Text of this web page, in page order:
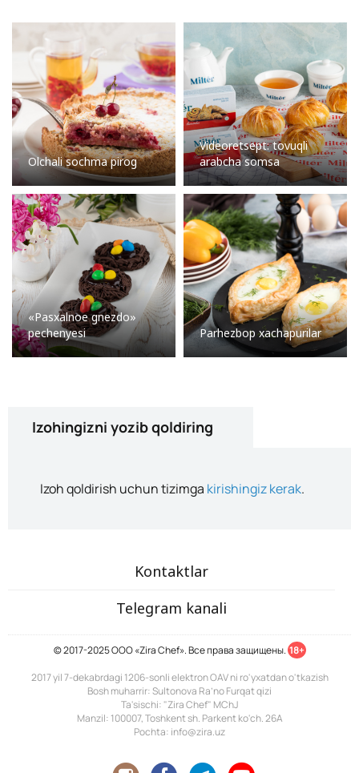
Olchali sochma pirog
Videoretsept: tovuqli
arabcha somsa
«Pasxalnoe gnezdo»
pechenyesi
Parhezbop xachapurilar
Izohingizni yozib qoldiring
Izoh qoldirish uchun tizimga kirishingiz kerak.
Kontaktlar
Telegram kanali
© 2017-2025 ООО «Zira Chef». Все права защищены. 18+
2017 yil 7-dekabrdagi 1206-sonli elektron OAV ni ro'yxatdan o'tkazish
Bosh muharrir: Sultonova Ra’no Furqat qizi
Ta'sischi: "Zira Chef" MChJ
Manzil: 100007, Toshkent sh. Parkent ko'ch. 26A
Pochta: info@zira.uz